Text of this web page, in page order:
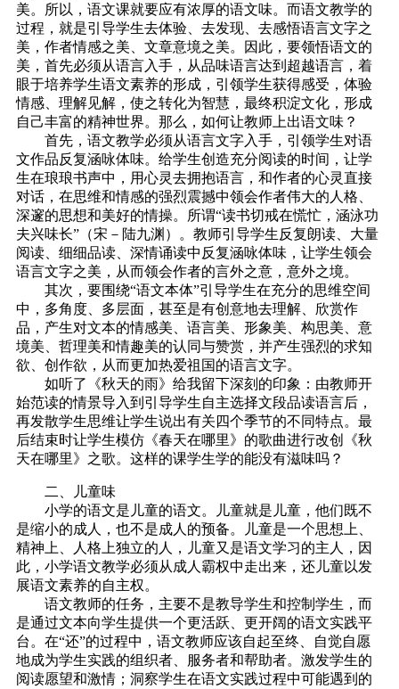
美。所以，语文课就要应有浓厚的语文味。而语文教学的
过程，就是引导学生去体验、去发现、去感悟语言文字之
美，作者情感之美、文章意境之美。因此，要领悟语文的
美，首先必须从语言入手，从品味语言达到超越语言，着
眼于培养学生语文素养的形成，引领学生获得感受，体验
情感、理解见解，使之转化为智慧，最终积淀文化，形成
自己丰富的精神世界。那么，如何让教师上出语文味？
首先，语文教学必须从语言文字入手，引领学生对语
文作品反复涵咏体味。给学生创造充分阅读的时间，让学
生在琅琅书声中，用心灵去拥抱语言，和作者的心灵直接
对话，在思维和情感的强烈震撼中领会作者伟大的人格、
深邃的思想和美好的情操。所谓“读书切戒在慌忙，涵泳功
夫兴味长”（宋－陆九渊）。教师引导学生反复朗读、大量
阅读、细细品读、深情诵读中反复涵咏体味，让学生领会
语言文字之美，从而领会作者的言外之意，意外之境。
其次，要围绕“语文本体”引导学生在充分的思维空间
中，多角度、多层面，甚至是有创意地去理解、欣赏作
品，产生对文本的情感美、语言美、形象美、构思美、意
境美、哲理美和情趣美的认同与赞赏，并产生强烈的求知
欲、创作欲，从而更加热爱祖国的语言文字。
如听了《秋天的雨》给我留下深刻的印象：由教师开
始范读的情景导入到引导学生自主选择文段品读语言后，
再发散学生思维让学生说出有关四个季节的不同特点。最
后结束时让学生模仿《春天在哪里》的歌曲进行改创《秋
天在哪里》之歌。这样的课学生学的能没有滋味吗？
二、儿童味
小学的语文是儿童的语文。儿童就是儿童，他们既不
是缩小的成人，也不是成人的预备。儿童是一个思想上、
精神上、人格上独立的人，儿童又是语文学习的主人，因
此，小学语文教学必须从成人霸权中走出来，还儿童以发
展语文素养的自主权。
语文教师的任务，主要不是教导学生和控制学生，而
是通过文本向学生提供一个更活跃、更开阔的语文实践平
台。在“还”的过程中，语文教师应该自起至终、自觉自愿
地成为学生实践的组织者、服务者和帮助者。激发学生的
阅读愿望和激情；洞察学生在语文实践过程中可能遇到的